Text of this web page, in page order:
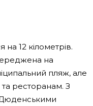
12 кілометрів.
на
пляж, але
та ресторанам. З
Дюденськими